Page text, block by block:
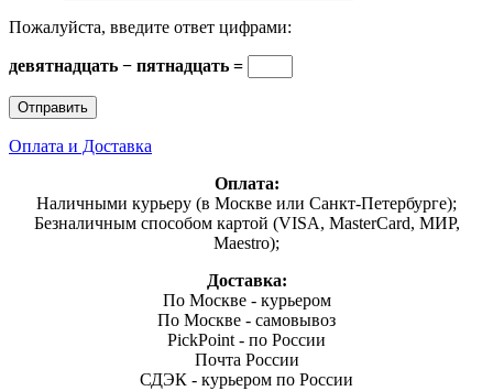
Пожалуйста, введите ответ цифрами:
девятнадцать − пятнадцать =
Оплата и Доставка
Оплата:
Наличными курьеру (в Москве или Санкт-Петербурге);
Безналичным способом картой (VISA, MasterCard, МИР,
Maestro);
Доставка:
По Москве - курьером
По Москве - самовывоз
PickPoint - по России
Почта России
СДЭК - курьером по России